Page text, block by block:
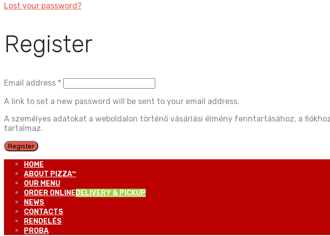
Lost your password?
Register
Email address *
A link to set a new password will be sent to your email address.
A személyes adatokat a weboldalon történő vásárlási élmény fenntartásához, a
tartalmaz.
Register
HOME
ABOUT PIZZA™
OUR MENU
ORDER ONLINE DELIVERY & PICKUP
NEWS
CONTACTS
RENDELÉS
PROBA